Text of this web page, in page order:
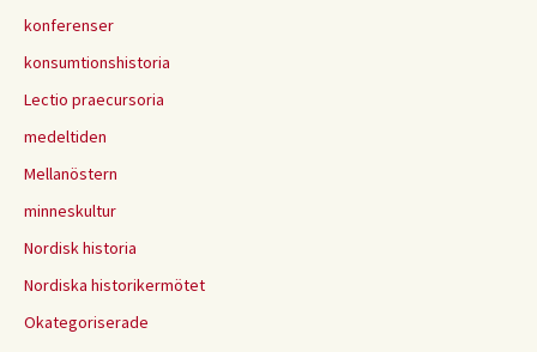
konferenser
konsumtionshistoria
Lectio praecursoria
medeltiden
Mellanöstern
minneskultur
Nordisk historia
Nordiska historikermötet
Okategoriserade